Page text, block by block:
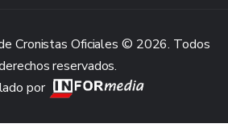
Cronistas Oficiales © 2026. Todos
reservados.
por